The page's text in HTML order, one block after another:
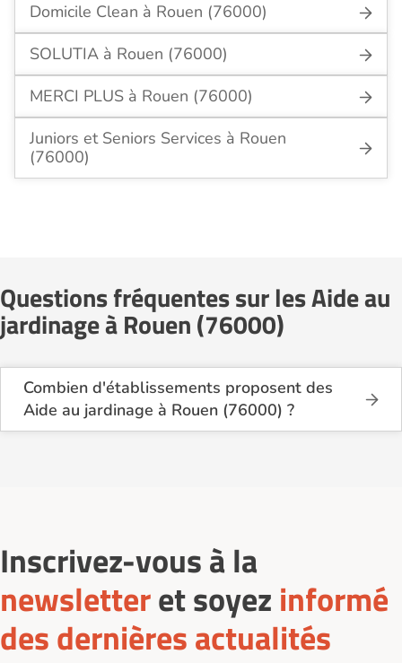
Domicile Clean à Rouen (76000)
SOLUTIA à Rouen (76000)
MERCI PLUS à Rouen (76000)
Juniors et Seniors Services à Rouen
(76000)
Questions fréquentes sur les Aide au
jardinage à Rouen (76000)
Combien d'établissements proposent des
Aide au jardinage à Rouen (76000) ?
Sur le site Logement-seniors.com, on recense
Inscrivez-vous à la
newsletteret soyez informé
des dernières actualités